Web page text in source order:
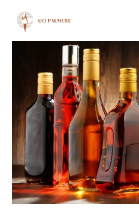
contenu